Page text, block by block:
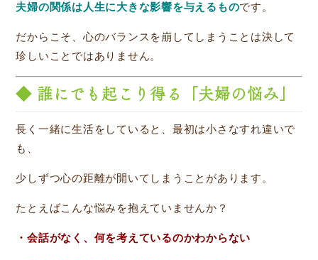
夫婦の関係は人生に大きな影響を与えるものです。
だからこそ、心のバランスを崩してしまうことは決して
珍しいことではありません。
◆ 誰にでも起こり得る「夫婦の悩み」
長く一緒に生活をしていると、最初は小さなすれ違いで
も、
少しずつ心の距離が開いてしまうことがあります。
たとえばこんな悩みを抱えていませんか？
・会話がなく、何を考えているのかわからない